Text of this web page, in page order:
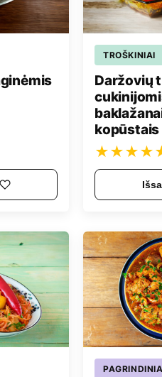
TROŠKINIAI
Daržovių
kopūstais
★★★★★